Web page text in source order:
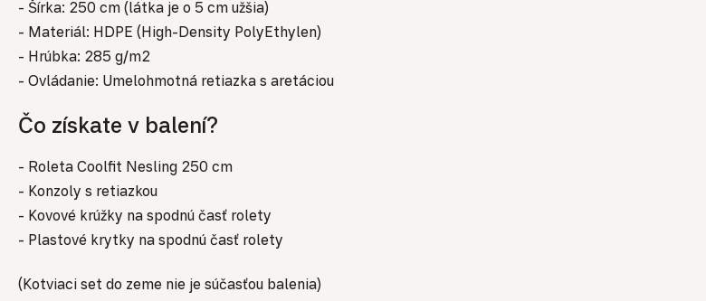
- Šírka: 250 cm (látka je o 5 cm užšia)
- Materiál: HDPE (High-Density PolyEthylen)
- Hrúbka: 285 g/m2
- Ovládanie: Umelohmotná retiazka s aretáciou
Čo získate v balení?
- Roleta Coolfit Nesling 250 cm
- Konzoly s retiazkou
- Kovové krúžky na spodnú časť rolety
- Plastové krytky na spodnú časť rolety
(Kotviaci set do zeme nie je súčasťou balenia)